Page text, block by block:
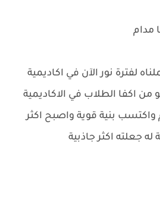
مدام
لفترة نور الآن في اكاديمية
من اكفا الطلاب في الاكاديمية
واكتسب بنية قوية واصبح اكثر
جعلته اكثر جاذبية